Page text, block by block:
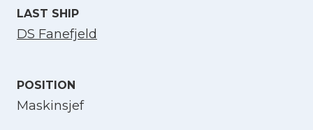
LAST SHIP
DS Fanefjeld
POSITION
Maskinsjef
Norsk bokmål